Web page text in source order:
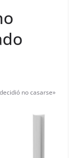
no casarse»